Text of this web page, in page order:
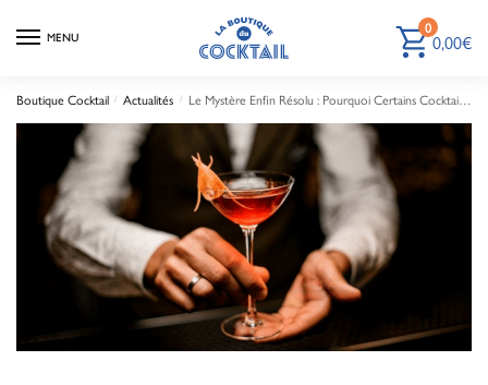
MENU 0
0,00€
Boutique Cocktail / Actualités / Le Mystère Enfin Résolu : Pourquoi Certains Cocktails Sont Plus Savoureux !